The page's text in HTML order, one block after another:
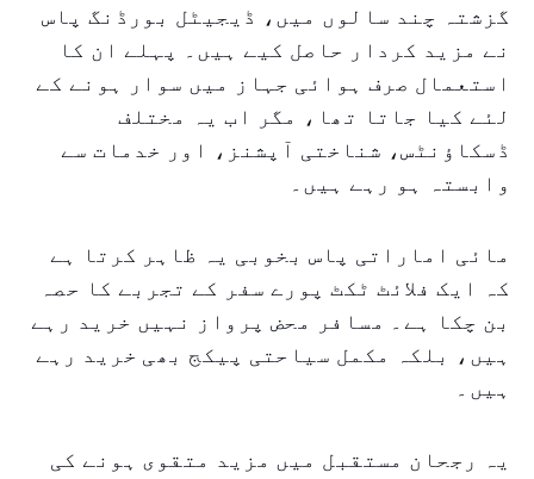
گزشتہ چند سالوں میں، ڈیجیٹل بورڈنگ پاس
نے مزید کردار حاصل کیے ہیں۔ پہلے ان کا
استعمال صرف ہوائی جہاز میں سوار ہونے کے
لئے کیا جاتا تھا، مگر اب یہ مختلف
ڈسکاؤنٹس، شناختی آپشنز، اور خدمات سے
وابستہ ہو رہے ہیں۔
مائی اماراتی پاس بخوبی یہ ظاہر کرتا ہے
کہ ایک فلائٹ ٹکٹ پورے سفر کے تجربے کا حصہ
بن چکا ہے۔ مسافر محض پرواز نہیں خرید رہے
ہیں، بلکہ مکمل سیاحتی پیکج بھی خرید رہے
ہیں۔
یہ رجحان مستقبل میں مزید متقوی ہونے کی